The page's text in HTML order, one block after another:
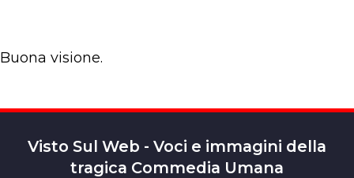
Buona visione.
Visto Sul Web - Voci e immagini della
tragica Commedia Umana